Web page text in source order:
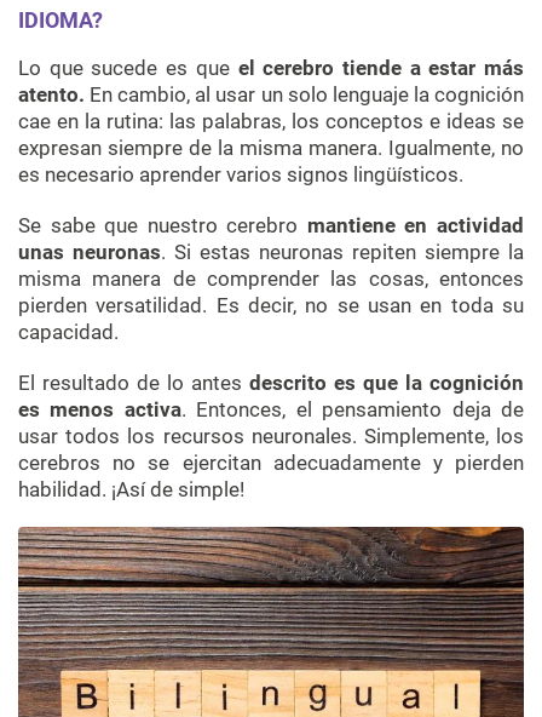
IDIOMA?
Lo que sucede es que el cerebro tiende a estar más
atento. En cambio, al usar un solo lenguaje la cognición
cae en la rutina: las palabras, los conceptos e ideas se
expresan siempre de la misma manera. Igualmente, no
es necesario aprender varios signos lingüísticos.
Se sabe que nuestro cerebro mantiene en actividad
unas neuronas. Si estas neuronas repiten siempre la
misma manera de comprender las cosas, entonces
pierden versatilidad. Es decir, no se usan en toda su
capacidad.
El resultado de lo antes descrito es que la cognición
es menos activa. Entonces, el pensamiento deja de
usar todos los recursos neuronales. Simplemente, los
cerebros no se ejercitan adecuadamente y pierden
habilidad. ¡Así de simple!